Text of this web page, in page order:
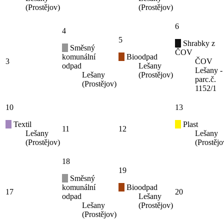
(Prostějov)
(Prostějov)
3
4
Směsný
komunální
odpad
Lešany
(Prostějov)
5
Bioodpad
Lešany
(Prostějov)
6
Shrabky z
ČOV
ČOV
Lešany -
parc.č.
1152/1
10
Textil
Lešany
(Prostějov)
11 12
13
Plast
Lešany
17
18
Směsný
komunální
odpad
Lešany
(Prostějov)
19
Bioodpad
Lešany
(Prostějov)
20